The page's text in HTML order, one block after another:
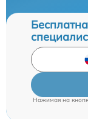
Нажимая на